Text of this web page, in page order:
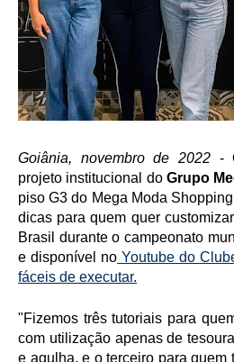
Goiânia, novembro de 2022 -
projeto institucional do Grupo
piso G3 do Mega Moda
dicas para quem quer
Brasil durante o campeonato
e disponível no Youtube do
fáceis de executar.
"Fizemos três tutoriais para
com utilização apenas de
e agulha, e o terceiro para quem